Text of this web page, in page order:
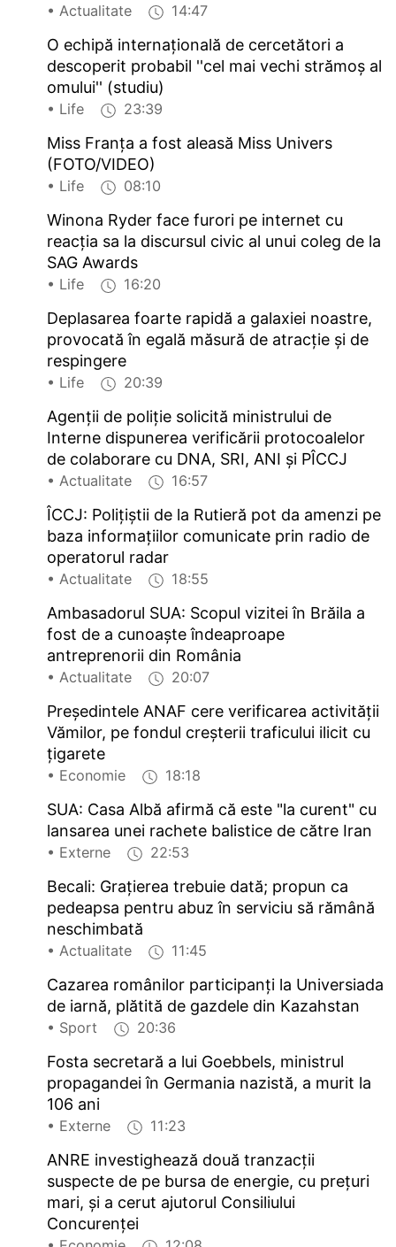
• Actualitate 14:47
O echipă internațională de cercetători a
descoperit probabil ''cel mai vechi strămoș al
omului'' (studiu)
• Life 23:39
Miss Franța a fost aleasă Miss Univers
(FOTO/VIDEO)
• Life 08:10
Winona Ryder face furori pe internet cu
reacția sa la discursul civic al unui coleg de la
SAG Awards
• Life 16:20
Deplasarea foarte rapidă a galaxiei noastre,
provocată în egală măsură de atracție și de
respingere
• Life 20:39
Agenții de poliție solicită ministrului de
Interne dispunerea verificării protocoalelor
de colaborare cu DNA, SRI, ANI și PÎCCJ
• Actualitate 16:57
ÎCCJ: Polițiștii de la Rutieră pot da amenzi pe
baza informațiilor comunicate prin radio de
operatorul radar
• Actualitate 18:55
Ambasadorul SUA: Scopul vizitei în Brăila a
fost de a cunoaște îndeaproape
antreprenorii din România
• Actualitate 20:07
Președintele ANAF cere verificarea activității
Vămilor, pe fondul creșterii traficului ilicit cu
țigarete
• Economie 18:18
SUA: Casa Albă afirmă că este "la curent" cu
lansarea unei rachete balistice de către Iran
• Externe 22:53
Becali: Grațierea trebuie dată; propun ca
pedeapsa pentru abuz în serviciu să rămână
neschimbată
• Actualitate 11:45
Cazarea românilor participanți la Universiada
de iarnă, plătită de gazdele din Kazahstan
• Sport 20:36
Fosta secretară a lui Goebbels, ministrul
propagandei în Germania nazistă, a murit la
106 ani
• Externe 11:23
ANRE investighează două tranzacții
suspecte de pe bursa de energie, cu prețuri
mari, și a cerut ajutorul Consiliului
Concurenței